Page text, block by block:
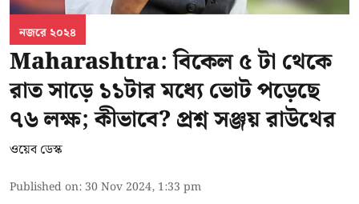
নজরে ২০২৪
Maharashtra: বিকেল ৫ টা থেকে
রাত সাড়ে ১১টার মধ্যে ভোট পড়েছে
৭৬ লক্ষ; কীভাবে? প্রশ্ন সঞ্জয় রাউথের
ওয়েব ডেস্ক
Published on: 30 Nov 2024, 1:33 pm